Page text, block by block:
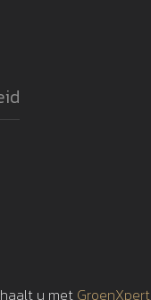
u met GroenXpert